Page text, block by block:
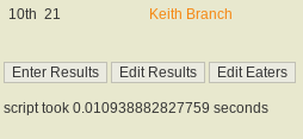
10th 21 Keith Branch
script took 0.010938882827759 seconds